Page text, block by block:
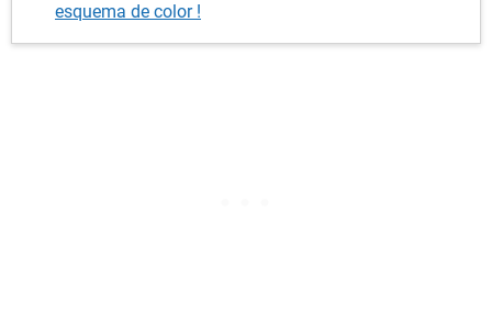
esquema de color !